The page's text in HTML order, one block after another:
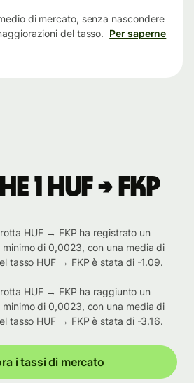
di mercato, senza nascondere
del tasso. Per saperne
1 HUF → FKP
HUF → FKP ha registrato un
di 0,0023, con una media di
tasso HUF → FKP è stata di -1.09.
HUF → FKP ha raggiunto un
di 0,0023, con una media di
tasso HUF → FKP è stata di -3.16.
i tassi di mercato